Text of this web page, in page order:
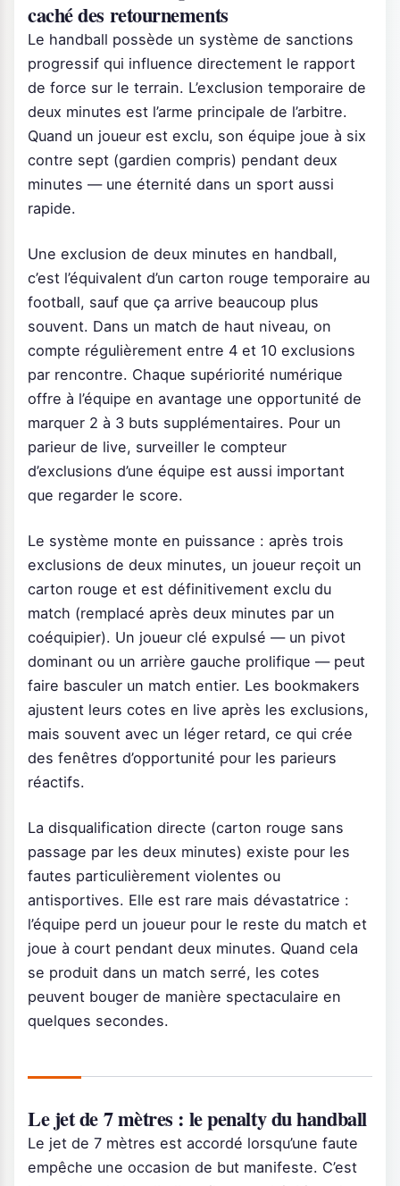
caché des retournements
Le handball possède un système de sanctions
progressif qui influence directement le rapport
de force sur le terrain. L’exclusion temporaire de
deux minutes est l’arme principale de l’arbitre.
Quand un joueur est exclu, son équipe joue à six
contre sept (gardien compris) pendant deux
minutes — une éternité dans un sport aussi
rapide.
Une exclusion de deux minutes en handball,
c’est l’équivalent d’un carton rouge temporaire au
football, sauf que ça arrive beaucoup plus
souvent. Dans un match de haut niveau, on
compte régulièrement entre 4 et 10 exclusions
par rencontre. Chaque supériorité numérique
offre à l’équipe en avantage une opportunité de
marquer 2 à 3 buts supplémentaires. Pour un
parieur de live, surveiller le compteur
d’exclusions d’une équipe est aussi important
que regarder le score.
Le système monte en puissance : après trois
exclusions de deux minutes, un joueur reçoit un
carton rouge et est définitivement exclu du
match (remplacé après deux minutes par un
coéquipier). Un joueur clé expulsé — un pivot
dominant ou un arrière gauche prolifique — peut
faire basculer un match entier. Les bookmakers
ajustent leurs cotes en live après les exclusions,
mais souvent avec un léger retard, ce qui crée
des fenêtres d’opportunité pour les parieurs
réactifs.
La disqualification directe (carton rouge sans
passage par les deux minutes) existe pour les
fautes particulièrement violentes ou
antisportives. Elle est rare mais dévastatrice :
l’équipe perd un joueur pour le reste du match et
joue à court pendant deux minutes. Quand cela
se produit dans un match serré, les cotes
peuvent bouger de manière spectaculaire en
quelques secondes.
Le jet de 7 mètres : le penalty du handball
Le jet de 7 mètres est accordé lorsqu’une faute
empêche une occasion de but manifeste. C’est